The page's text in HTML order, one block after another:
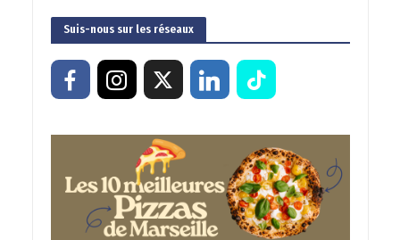
Suis-nous sur les réseaux